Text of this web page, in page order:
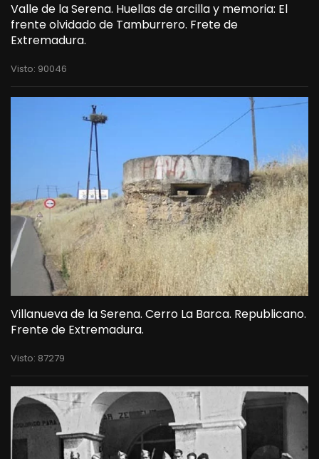
Valle de la Serena. Huellas de arcilla y memoria: El
frente olvidado de Tamburrero. Frete de
Extremadura.
Visto: 90046
Villanueva de la Serena. Cerro La Barca. Republicano.
Frente de Extremadura.
Visto: 87279